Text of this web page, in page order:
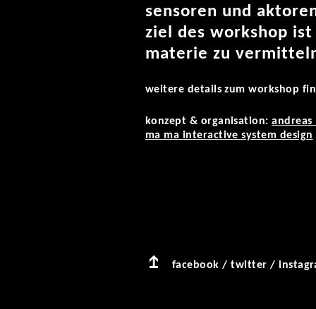
sensoren und
ziel des workshop
materie zu
weitere details zum workshop
konzept & organisation:andreas
ma ma interactive system design
facebook /twitter /